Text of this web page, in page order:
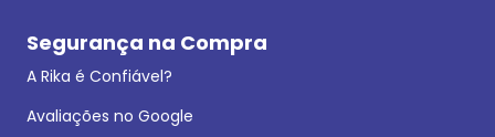
Segurança na Compra
A Rika é Confiável?
Avaliações no Google